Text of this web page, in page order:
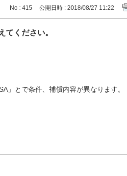
No : 415 公開日時 : 2018/08/27 11:22
てください。
」とで条件、補償内容が異なります。